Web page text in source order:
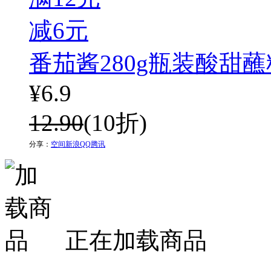
减6元
番茄酱280g瓶装酸甜
¥6.9
12.90(10折)
分享： 空间新浪QQ腾讯
正在加载商品